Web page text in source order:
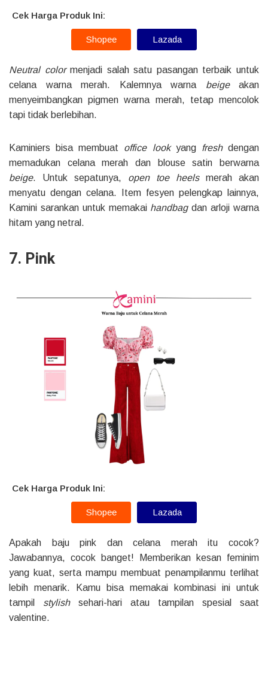
Cek Harga Produk Ini:
Shopee Lazada
Neutral colormenjadi salah satu pasangan terbaik untuk
celana warna merah. Kalemnya warna beige akan
menyeimbangkan pigmen warna merah, tetap mencolok
tapi tidak berlebihan.
Kaminiers bisa membuat office look yang freshdengan
memadukan celana merah dan blouse satin berwarna
beige. Untuk sepatunya, open toe heelsmerah akan
menyatu dengan celana. Item fesyen pelengkap lainnya,
Kamini sarankan untuk memakai handbagdan arloji warna
hitam yang netral.
7. Pink
Cek Harga Produk Ini:
Shopee Lazada
Apakah baju pink dan celana merah itu cocok?
Jawabannya, cocok banget! Memberikan kesan feminim
yang kuat, serta mampu membuat penampilanmu terlihat
lebih menarik. Kamu bisa memakai kombinasi ini untuk
tampil stylish sehari-hari atau tampilan spesial saat
valentine.